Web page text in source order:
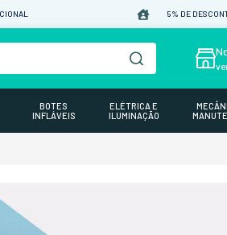
5% DE
BOTES
INFLÁVEIS
ELÉTRICA E
ILUMINAÇÃO